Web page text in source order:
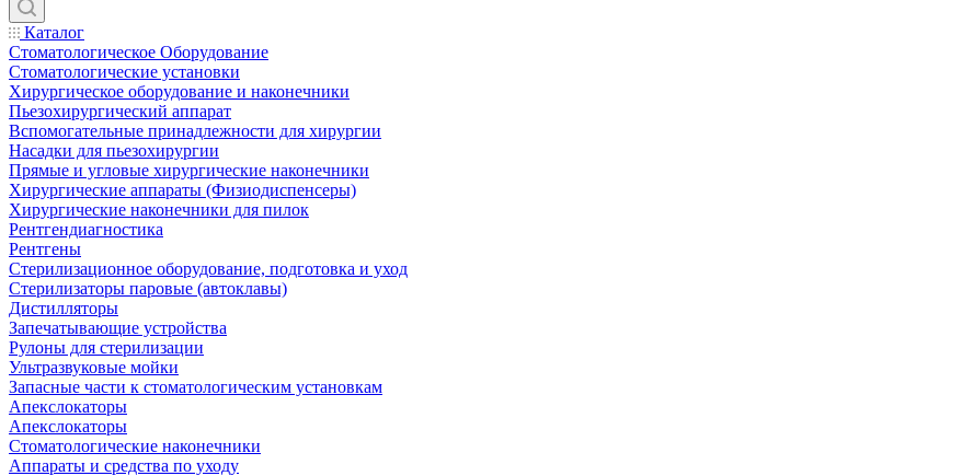
Каталог
Стоматологическое Оборудование
Стоматологические установки
Хирургическое оборудование и наконечники
Пьезохирургический аппарат
Вспомогательные принадлежности для хирургии
Насадки для пьезохирургии
Прямые и угловые хирургические наконечники
Хирургические аппараты (Физиодиспенсеры)
Хирургические наконечники для пилок
Рентгендиагностика
Рентгены
Стерилизационное оборудование, подготовка и уход
Стерилизаторы паровые (автоклавы)
Дистилляторы
Запечатывающие устройства
Рулоны для стерилизации
Ультразвуковые мойки
Запасные части к стоматологическим установкам
Апекслокаторы
Апекслокаторы
Стоматологические наконечники
Аппараты и средства по уходу